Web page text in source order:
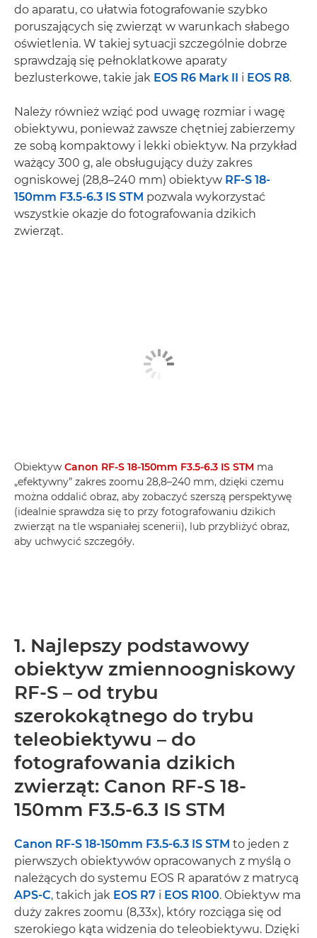
do aparatu, co ułatwia fotografowanie szybko
poruszających się zwierząt w warunkach słabego
oświetlenia. W takiej sytuacji szczególnie dobrze
sprawdzają się pełnoklatkowe aparaty
bezlusterkowe, takie jak EOS R6 Mark II i EOS R8.
Należy również wziąć pod uwagę rozmiar i wagę
obiektywu, ponieważ zawsze chętniej zabierzemy
ze sobą kompaktowy i lekki obiektyw. Na przykład
ważący 300 g, ale obsługujący duży zakres
ogniskowej (28,8–240 mm) obiektyw RF-S 18-
150mm F3.5-6.3 IS STM pozwala wykorzystać
wszystkie okazje do fotografowania dzikich
zwierząt.
Obiektyw Canon RF-S 18-150mm F3.5-6.3 IS STM ma
„efektywny” zakres zoomu 28,8–240 mm, dzięki czemu
można oddalić obraz, aby zobaczyć szerszą perspektywę
(idealnie sprawdza się to przy fotografowaniu dzikich
zwierząt na tle wspaniałej scenerii), lub przybliżyć obraz,
aby uchwycić szczegóły.
1. Najlepszy podstawowy
obiektyw zmiennoogniskowy
RF-S – od trybu
szerokokątnego do trybu
teleobiektywu – do
fotografowania dzikich
zwierząt: Canon RF-S 18-
150mm F3.5-6.3 IS STM
Canon RF-S 18-150mm F3.5-6.3 IS STM to jeden z
pierwszych obiektywów opracowanych z myślą o
należących do systemu EOS R aparatów z matrycą
APS-C, takich jak EOS R7 i EOS R100. Obiektyw ma
duży zakres zoomu (8,33x), który rozciąga się od
szerokiego kąta widzenia do teleobiektywu. Dzięki